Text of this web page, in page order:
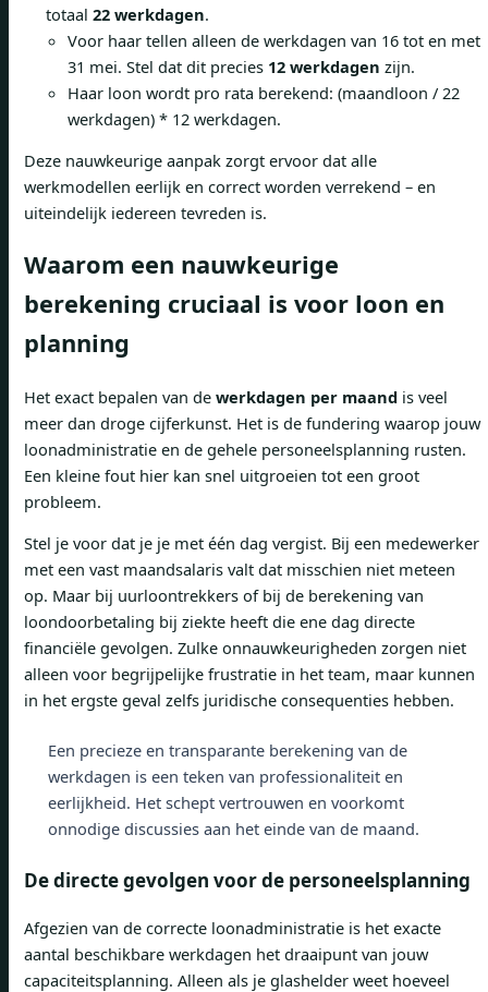
totaal 22 werkdagen.
Voor haar tellen alleen de werkdagen van 16 tot en met
31 mei. Stel dat dit precies 12 werkdagen zijn.
Haar loon wordt pro rata berekend: (maandloon / 22
werkdagen) * 12 werkdagen.
Deze nauwkeurige aanpak zorgt ervoor dat alle
werkmodellen eerlijk en correct worden verrekend – en
uiteindelijk iedereen tevreden is.
Waarom een nauwkeurige
berekening cruciaal is voor loon en
planning
Het exact bepalen van de werkdagen per maand is veel
meer dan droge cijferkunst. Het is de fundering waarop jouw
loonadministratie en de gehele personeelsplanning rusten.
Een kleine fout hier kan snel uitgroeien tot een groot
probleem.
Stel je voor dat je je met één dag vergist. Bij een medewerker
met een vast maandsalaris valt dat misschien niet meteen
op. Maar bij uurloontrekkers of bij de berekening van
loondoorbetaling bij ziekte heeft die ene dag directe
financiële gevolgen. Zulke onnauwkeurigheden zorgen niet
alleen voor begrijpelijke frustratie in het team, maar kunnen
in het ergste geval zelfs juridische consequenties hebben.
Een precieze en transparante berekening van de
werkdagen is een teken van professionaliteit en
eerlijkheid. Het schept vertrouwen en voorkomt
onnodige discussies aan het einde van de maand.
De directe gevolgen voor de personeelsplanning
Afgezien van de correcte loonadministratie is het exacte
aantal beschikbare werkdagen het draaipunt van jouw
capaciteitsplanning. Alleen als je glashelder weet hoeveel